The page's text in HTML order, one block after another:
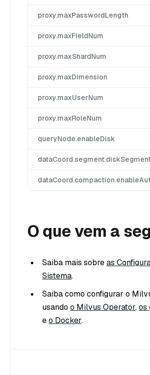
proxy.maxPasswordLength
proxy.maxFieldNum
proxy.maxShardNum
proxy.maxDimension
proxy.maxUserNum
proxy.maxRoleNum
queryNode.enableDisk
O que vem a
Saiba mais sobreas
Sistema.
Saiba como configurar o
usando o Milvus Operator,os
eo Docker.